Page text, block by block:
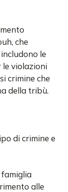
che
le
le violazioni
crimine che
della tribù.
di crimine e
alle